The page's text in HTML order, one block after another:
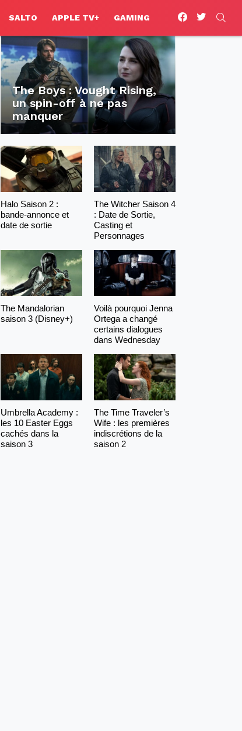
SALTO APPLE TV+ GAMING
facebooktwitter
The Boys : Vought Rising,
un spin-off à ne pas
manquer
Halo Saison 2 :
bande-annonce et
date de sortie
The Witcher Saison 4
: Date de Sortie,
Casting et
Personnages
The Mandalorian
saison 3 (Disney+)
Voilà pourquoi Jenna
Ortega a changé
certains dialogues
dans Wednesday
Umbrella Academy :
les 10 Easter Eggs
cachés dans la
saison 3
The Time Traveler’s
Wife : les premières
indiscrétions de la
saison 2